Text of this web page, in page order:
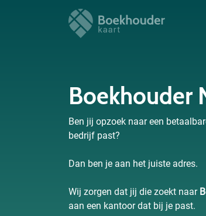
Boekhouder
Ben jij opzoek naar een
bedrijf past?
Dan ben je aan het juiste adres.
Wij zorgen dat jij die zoekt naar
aan een kantoor dat bij je past.